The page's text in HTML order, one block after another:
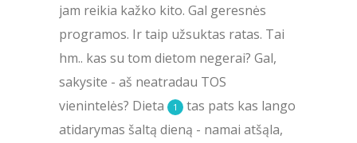
jam reikia kažko kito. Gal geresnės
programos. Ir taip užsuktas ratas. Tai
hm.. kas su tom dietom negerai? Gal,
sakysite - aš neatradau TOS
vienintelės? Dieta
1
tas pats kas lango
atidarymas šaltą dieną - namai atšąla,